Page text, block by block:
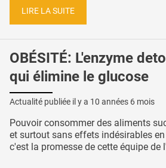
LIRE LA SUITE
OBÉSITÉ: L'enzyme
qui élimine le glucose
Actualité publiée il y a 10 années 6 mois
Pouvoir consommer des aliments
et surtout sans effets indésirables
c'est la promesse de cette équipe de